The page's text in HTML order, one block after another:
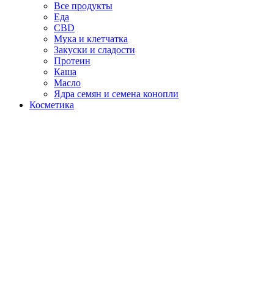
Все продукты
Еда
CBD
Мука и клетчатка
Закуски и сладости
Протеин
Каша
Масло
Ядра семян и семена конопли
Косметика